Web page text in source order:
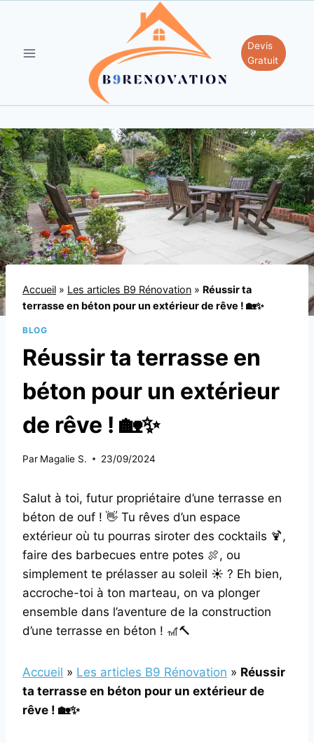
contenu
Devis
Gratuit
Accueil » Les articles B9 Rénovation » Réussir ta
terrasse en béton pour un extérieur de rêve ! 🏡✨
BLOG
Réussir ta terrasse en
béton pour un extérieur
de rêve ! 🏡✨
Par Magalie S. 23/09/2024
Salut à toi, futur propriétaire d’une terrasse en
béton de ouf ! 👋 Tu rêves d’un espace
extérieur où tu pourras siroter des cocktails 🍹,
faire des barbecues entre potes 🍖, ou
simplement te prélasser au soleil ☀️ ? Eh bien,
accroche-toi à ton marteau, on va plonger
ensemble dans l’aventure de la construction
d’une terrasse en béton ! 🎢🔨
Accueil » Les articles B9 Rénovation » Réussir
ta terrasse en béton pour un extérieur de
rêve ! 🏡✨